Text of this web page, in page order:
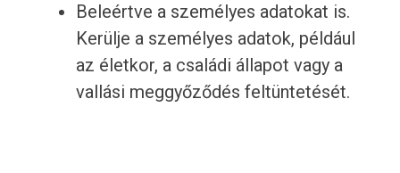
Beleértve a személyes adatokat is.
Kerülje a személyes adatok, például
az életkor, a családi állapot vagy a
vallási meggyőződés feltüntetését.